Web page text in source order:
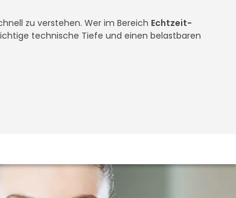
zu verstehen. Wer im Bereich Echtzeit-
technische Tiefe und einen belastbaren